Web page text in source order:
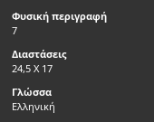
Φυσική περιγραφή
7
Διαστάσεις
24,5 Χ 17
Γλώσσα
Ελληνική